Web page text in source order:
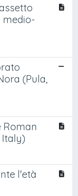
medio-
(Pula,
Roman
Italy)
l'età